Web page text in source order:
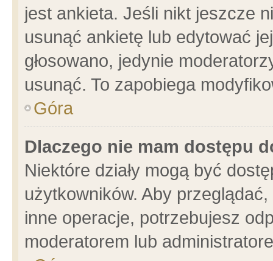
jest ankieta. Jeśli nikt jeszcze
usunąć ankietę lub edytować
głosowano, jedynie
usunąć. To zapobiega
Góra
Dlaczego nie mam dostępu
Niektóre działy mogą być
użytkowników. Aby
inne operacje, potrzebujesz
moderatorem lub